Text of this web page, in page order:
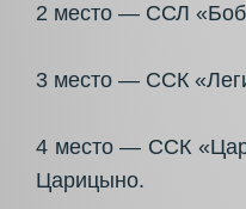
2 место — ССЛ
3 место — ССК
4 место — ССК
Царицыно.